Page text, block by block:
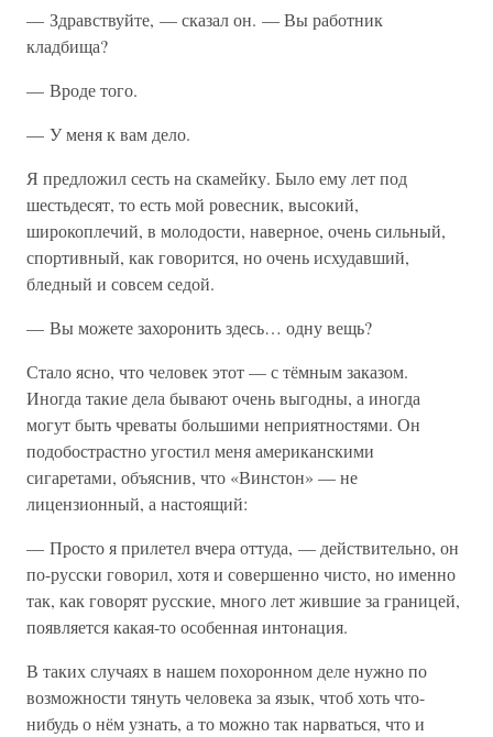
— Здравствуйте, — сказал он. — Вы работник
кладбища?
— Вроде того.
— У меня к вам дело.
Я предложил сесть на скамейку. Было ему лет под
шестьдесят, то есть мой ровесник, высокий,
широкоплечий, в молодости, наверное, очень сильный,
спортивный, как говорится, но очень исхудавший,
бледный и совсем седой.
— Вы можете захоронить здесь… одну вещь?
Стало ясно, что человек этот — с тёмным заказом.
Иногда такие дела бывают очень выгодны, а иногда
могут быть чреваты большими неприятностями. Он
подобострастно угостил меня американскими
сигаретами, объяснив, что «Винстон» — не
лицензионный, а настоящий:
— Просто я прилетел вчера оттуда, — действительно, он
по-русски говорил, хотя и совершенно чисто, но именно
так, как говорят русские, много лет жившие за границей,
появляется какая-то особенная интонация.
В таких случаях в нашем похоронном деле нужно по
возможности тянуть человека за язык, чтоб хоть что-
нибудь о нём узнать, а то можно так нарваться, что и